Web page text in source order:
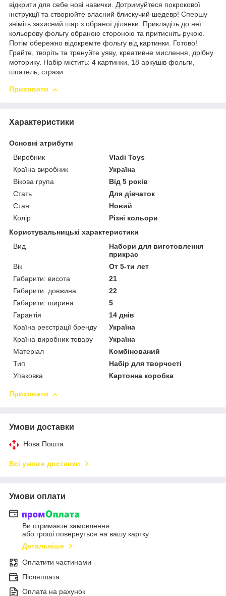
відкрити для себе нові навички. Дотримуйтеся покрокової
інструкції та створюйте власний блискучий шедевр! Спершу
зніміть захисний шар з обраної ділянки. Прикладіть до неї
кольорову фольгу обраною стороною та притисніть рукою.
Потім обережно відокремте фольгу від картинки. Готово!
Грайте, творіть та тренуйте уяву, креативне мислення, дрібну
моторику. Набір містить: 4 картинки, 18 аркушів фольги,
шпатель, стрази.
Приховати
Характеристики
Основні атрибути
Виробник
Vladi Toys
Країна виробник
Україна
Вікова група
Від 5 років
Стать
Для дівчаток
Стан
Новий
Колір
Різні кольори
Користувальницькі характеристики
Вид
Набори для виготовлення
прикрас
Вік
От 5-ти лет
Габарити: висота
21
Габарити: довжина
22
Габарити: ширина
5
Гарантія
14 днів
Країна реєстрації бренду
Україна
Країна-виробник товару
Україна
Матеріал
Комбінований
Тип
Набір для творчості
Упаковка
Картонна коробка
Приховати
Умови доставки
Нова Пошта
Всі умови доставки
Умови оплати
Ви отримаєте замовлення
або гроші повернуться на вашу картку
Детальніше
Оплатити частинами
Післяплата
Оплата на рахунок